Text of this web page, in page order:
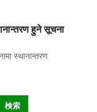
हुने सूचना
स्थानान्तरण
検索